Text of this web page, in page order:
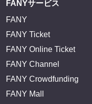
FANYサービス
FANY
FANY Ticket
FANY Online Ticket
FANY Channel
FANY Crowdfunding
FANY Mall